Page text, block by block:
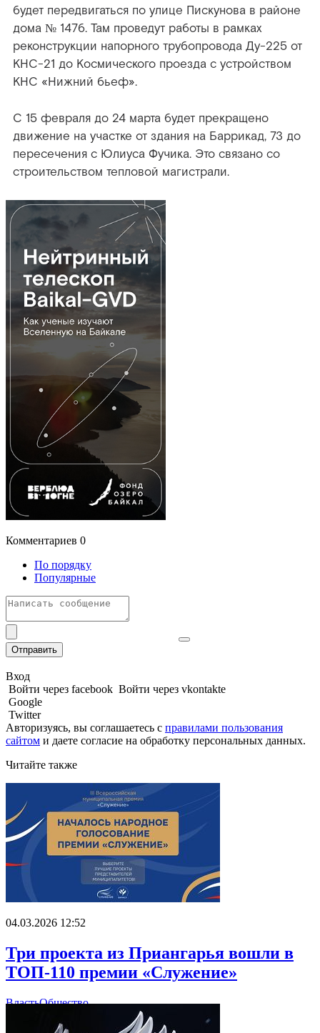
будет передвигаться по улице Пискунова в районе
дома № 147б. Там проведут работы в рамках
реконструкции напорного трубопровода Ду-225 от
КНС-21 до Космического проезда с устройством
КНС «Нижний бьеф».
С 15 февраля до 24 марта будет прекращено
движение на участке от здания на Баррикад, 73 до
пересечения с Юлиуса Фучика. Это связано со
строительством тепловой магистрали.
Комментариев 0
По порядку
Популярные
Отправить
Вход
Войти через facebook Войти через vkontakte
Google
Twitter
Авторизуясь, вы соглашаетесь с правилами пользования
сайтом и даете согласие на обработку персональных данных.
Читайте также
04.03.2026 12:52
Три проекта из Приангарья вошли в
ТОП-110 премии «Служение»
ВластьОбщество